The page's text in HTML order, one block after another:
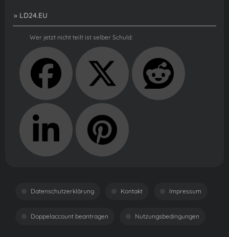
» LD24.EU
Wer jetzt nicht teilt ist selber Schuld:
Datenschutzerklärung Kontakt Impressum
Doppelaccount beantragen Nutzungsbedingungen